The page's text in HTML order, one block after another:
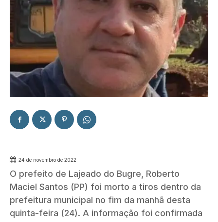
24 de novembro de 2022
O prefeito de Lajeado do Bugre, Roberto
Maciel Santos (PP) foi morto a tiros dentro da
prefeitura municipal no fim da manhã desta
quinta-feira (24). A informação foi confirmada